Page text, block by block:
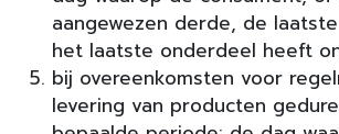
aangewezen derde, de
het laatste onderdeel heeft
bij overeenkomsten voor
levering van producten